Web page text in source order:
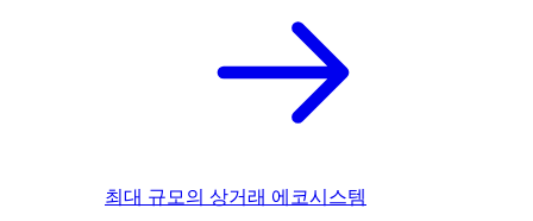
최대 규모의 상거래 에코시스템